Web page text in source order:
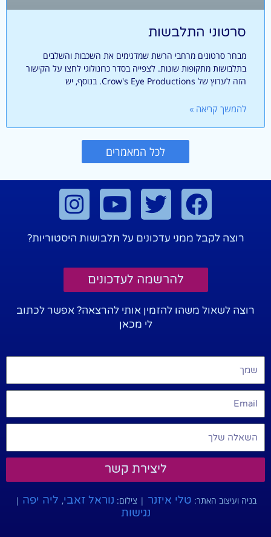
סרטוני התלבשות
מבחר סרטונים מרחבי הרשת שמדגימים את השכבות והשלבים
בתלבושות מתקופות שונות. לצפייה בסדר כרונולוגי לחצו על הקישור
הזה לערוץ של Crow's Eye Productions. בנוסף, יש
להמשך קריאה »
לכל המאמרים
רוצה לקבל ממני עדכונים על תלבושות היסטוריות?
להרשמה לעדכונים
רוצה לשאול משהו להזמין אותי להרצאה? אפשר לכתוב
לי מכאן
ליצירת קשר
בניה ועיצוב האתר: טלי איזנר | צילום: נוראל זאבי, ליה יפה |
נגישות